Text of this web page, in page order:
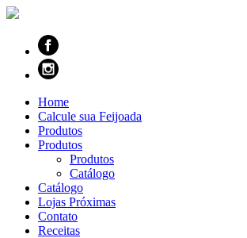
Home
Calcule sua Feijoada
Produtos
Produtos
Produtos
Catálogo
Catálogo
Lojas Próximas
Contato
Receitas